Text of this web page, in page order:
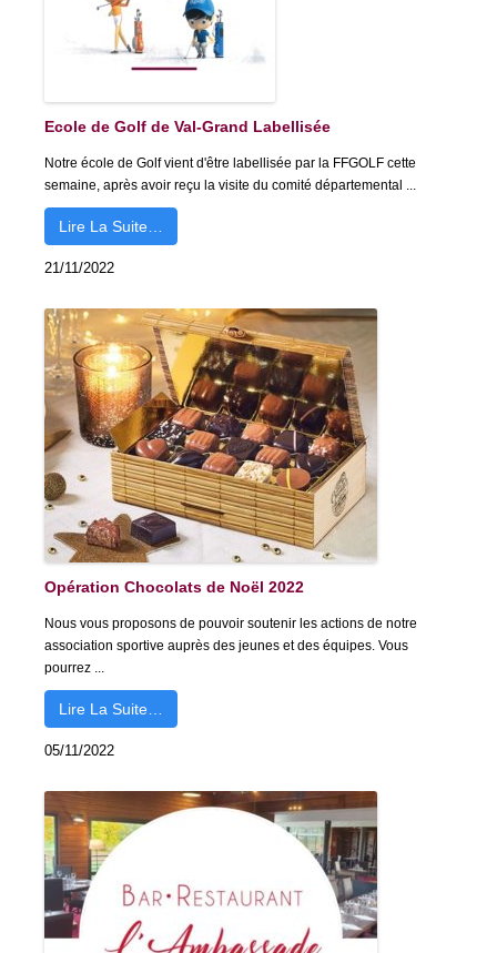
Ecole de Golf de Val-Grand Labellisée
Notre école de Golf vient d'être labellisée par la FFGOLF cette
semaine, après avoir reçu la visite du comité départemental ...
Lire La Suite…
21/11/2022
Opération Chocolats de Noël 2022
Nous vous proposons de pouvoir soutenir les actions de notre
association sportive auprès des jeunes et des équipes. Vous
pourrez ...
Lire La Suite…
05/11/2022